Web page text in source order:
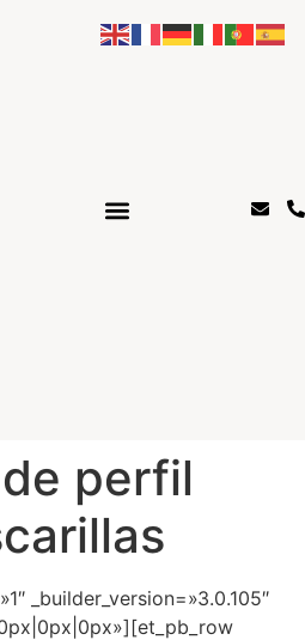
perfil
_builder_version=»3.0.105″